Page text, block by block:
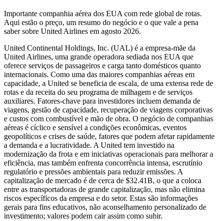
Importante companhia aérea dos EUA com rede global de rotas.
Aqui estão o preço, um resumo do negócio e o que vale a pena
saber sobre United Airlines em agosto 2026.
United Continental Holdings, Inc. (UAL) é a empresa-mãe da
United Airlines, uma grande operadora sediada nos EUA que
oferece serviços de passageiros e carga tanto domésticos quanto
internacionais. Como uma das maiores companhias aéreas em
capacidade, a United se beneficia de escala, de uma extensa rede de
rotas e da receita do seu programa de milhagem e de serviços
auxiliares. Fatores-chave para investidores incluem demanda de
viagens, gestão de capacidade, recuperação de viagens corporativas
e custos com combustível e mão de obra. O negócio de companhias
aéreas é cíclico e sensível a condições econômicas, eventos
geopolíticos e crises de saúde, fatores que podem afetar rapidamente
a demanda e a lucratividade. A United tem investido na
modernização da frota e em iniciativas operacionais para melhorar a
eficiência, mas também enfrenta concorrência intensa, escrutínio
regulatório e pressões ambientais para reduzir emissões. A
capitalização de mercado é de cerca de $32.41B, o que a coloca
entre as transportadoras de grande capitalização, mas não elimina
riscos específicos da empresa e do setor. Estas são informações
gerais para fins educativos, não aconselhamento personalizado de
investimento; valores podem cair assim como subir.